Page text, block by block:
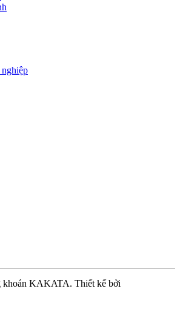
khoán KAKATA. Thiết kế bởi